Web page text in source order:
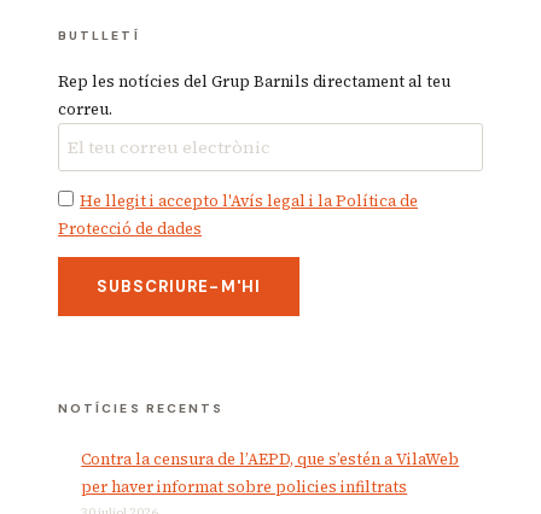
BUTLLETÍ
Rep les notícies del Grup Barnils directament al teu
correu.
He llegit i accepto l'Avís legal i la Política de
Protecció de dades
NOTÍCIES RECENTS
Contra la censura de l’AEPD, que s’estén a VilaWeb
per haver informat sobre policies infiltrats